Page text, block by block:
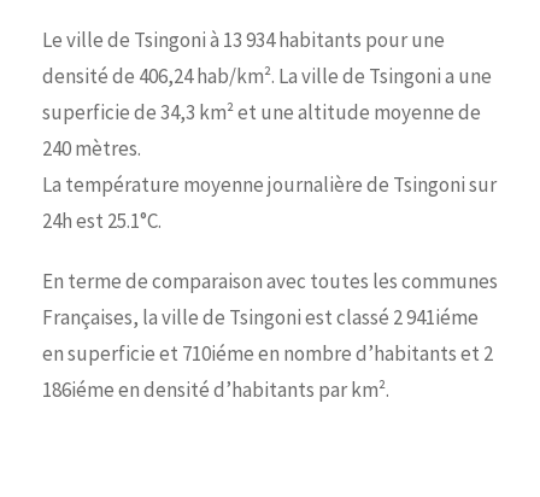
Le ville de Tsingoni à 13 934 habitants pour une
densité de 406,24 hab/km². La ville de Tsingoni a une
superficie de 34,3 km² et une altitude moyenne de
240 mètres.
La température moyenne journalière de Tsingoni sur
24h est 25.1°C.
En terme de comparaison avec toutes les communes
Françaises, la ville de Tsingoni est classé 2 941iéme
en superficie et 710iéme en nombre d’habitants et 2
186iéme en densité d’habitants par km².